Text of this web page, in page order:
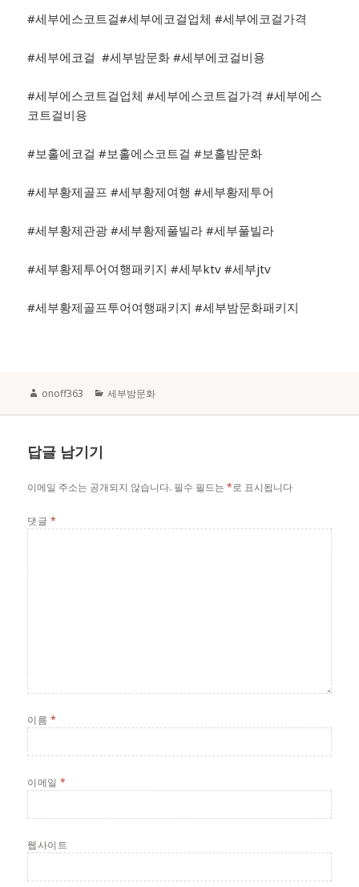
#세부에스코트걸#세부에코걸업체 #세부에코걸가격
#세부에코걸 #세부밤문화 #세부에코걸비용
#세부에스코트걸업체 #세부에스코트걸가격 #세부에스
코트걸비용
#보홀에코걸 #보홀에스코트걸 #보홀밤문화
#세부황제골프 #세부황제여행 #세부황제투어
#세부황제관광 #세부황제풀빌라 #세부풀빌라
#세부황제투어여행패키지 #세부ktv #세부jtv
#세부황제골프투어여행패키지 #세부밤문화패키지
Author
onoff363 Categories
세부밤문화
답글 남기기
이메일 주소는 공개되지 않습니다. 필수 필드는*로 표시됩니다
댓글 *
이름 *
이메일*
웹사이트